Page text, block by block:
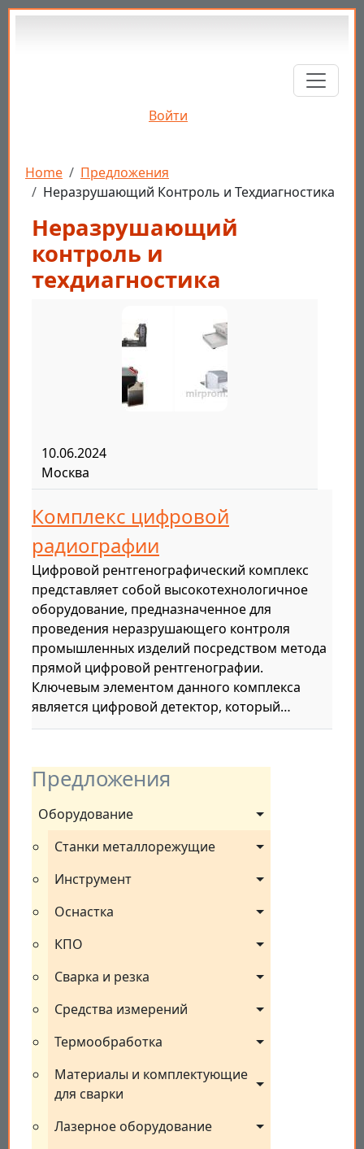
Перейти к основному содержанию
Войти
Строка навигации
Home
Предложения
Неразрушающий Контроль и Техдиагностика
Предложения
Оборудование
Станки металлорежущие
Инструмент
Оснастка
КПО
Сварка и резка
Средства измерений
Термообработка
Материалы и комплектующие
для сварки
Лазерное оборудование
Неразрушающий
контроль и
техдиагностика
10.06.2024
Москва
Комплекс цифровой
радиографии
Цифровой рентгенографический комплекс
представляет собой высокотехнологичное
оборудование, предназначенное для
проведения неразрушающего контроля
промышленных изделий посредством метода
прямой цифровой рентгенографии.
Ключевым элементом данного комплекса
является цифровой детектор, который…